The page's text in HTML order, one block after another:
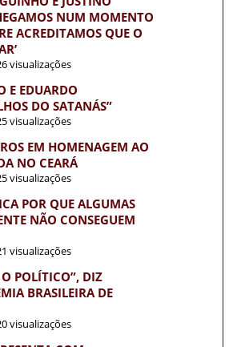
NUM MOMENTO
ACREDITAMOS QUE O
visualizações
E EDUARDO
DO SATANÁS”
visualizações
EM HOMENAGEM AO
NO CEARÁ
visualizações
POR QUE ALGUMAS
NÃO CONSEGUEM
visualizações
POLÍTICO”, DIZ
BRASILEIRA DE
visualizações